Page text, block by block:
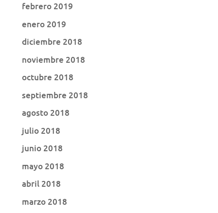
febrero 2019
enero 2019
diciembre 2018
noviembre 2018
octubre 2018
septiembre 2018
agosto 2018
julio 2018
junio 2018
mayo 2018
abril 2018
marzo 2018